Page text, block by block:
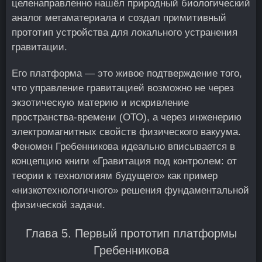
целенаправленно нашёл природный биологический
аналог метаматериала и создал примитивный
прототип устройства для локального устранения
гравитации.
Его платформа — это живое подтверждение того,
что управление гравитацией возможно не через
экзотическую материю и искривление
пространства-времени (ОТО), а через инженерию
электромагнитных свойств физического вакуума.
Феномен Гребенникова идеально вписывается в
концепцию книги «Гравитация под контролем: от
теории к технологиям будущего» как пример
«низкотехнологичного» решения фундаментальной
физической задачи.
Глава 5. Первый прототип платформы
Гребенникова